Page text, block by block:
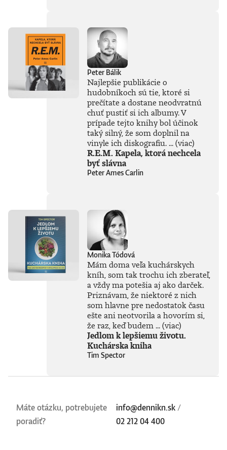
Peter Bálik
Najlepšie publikácie o
hudobníkoch sú tie, ktoré si
prečítate a dostane neodvratnú
chuť pustiť si ich albumy. V
prípade tejto knihy bol účinok
taký silný, že som doplnil na
vinyle ich diskografiu. ...(viac)
R.E.M. Kapela, ktorá nechcela
byť slávna
Peter Ames Carlin
Monika Tódová
Mám doma veľa kuchárskych
kníh, som tak trochu ich zberateľ,
a vždy ma potešia aj ako darček.
Priznávam, že niektoré z nich
som hlavne pre nedostatok času
ešte ani neotvorila a hovorím si,
že raz, keď budem ...(viac)
Jedlom k lepšiemu životu.
Kuchárska kniha
Tim Spector
Máte otázku, potrebujete
poradiť?
info@dennikn.sk /
02 212 04 400